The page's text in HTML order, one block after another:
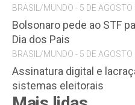
BRASIL/MUNDO - 5 DE AGOSTO
Bolsonaro pede ao STF
Dia dos Pais
BRASIL/MUNDO - 5 DE AGOSTO
Assinatura digital e
sistemas eleitorais